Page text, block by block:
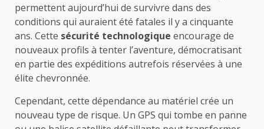
permettent aujourd’hui de survivre dans des
conditions qui auraient été fatales il y a cinquante
ans. Cette sécurité technologique encourage de
nouveaux profils à tenter l’aventure, démocratisant
en partie des expéditions autrefois réservées à une
élite chevronnée.
Cependant, cette dépendance au matériel crée un
nouveau type de risque. Un GPS qui tombe en panne